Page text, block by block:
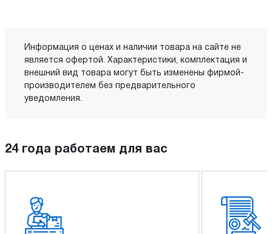
Информация о ценах и наличии товара на сайте не
является офертой. Характеристики, комплектация и
внешний вид товара могут быть изменены фирмой-
производителем без предварительного
уведомления.
24 года работаем для вас